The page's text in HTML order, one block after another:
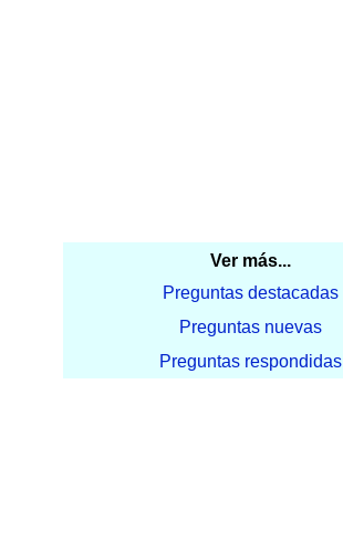
Ver más...
Preguntas destacadas
Preguntas nuevas
Preguntas respondidas